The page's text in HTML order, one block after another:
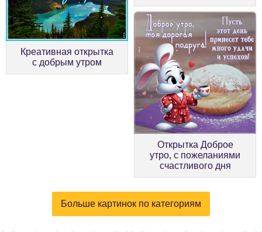
Креативная открытка
с добрым утром
Открытка Доброе
утро, с пожеланиями
счастливого дня
Больше картинок по категориям